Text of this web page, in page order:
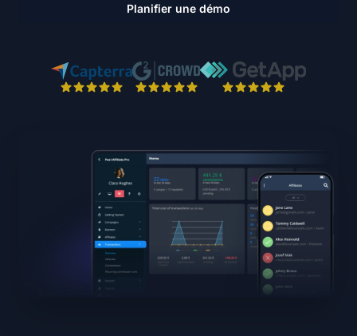
Planifier une démo